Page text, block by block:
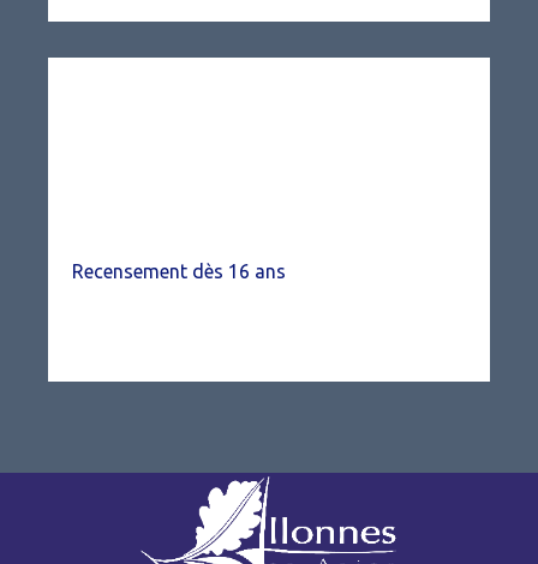
Recensement dès 16 ans